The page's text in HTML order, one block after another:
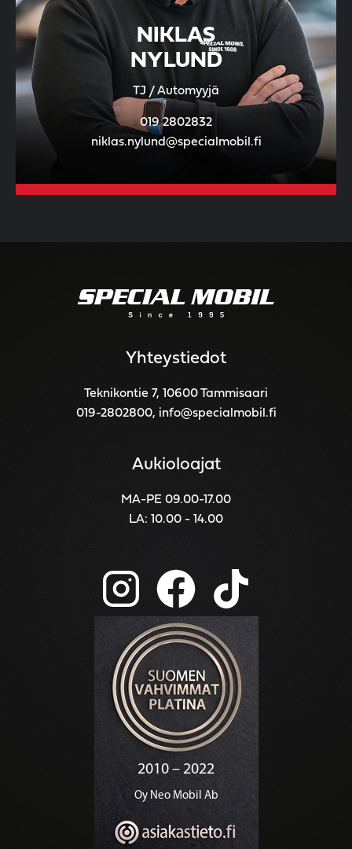
NIKLAS
NYLUND
TJ / Automyyjä
019 2802832
niklas.nylund@specialmobil.fi
Yhteystiedot
Teknikontie 7, 10600 Tammisaari
019-2802800, info@specialmobil.fi
Aukioloajat
MA-PE 09.00-17.00
LA: 10.00 - 14.00